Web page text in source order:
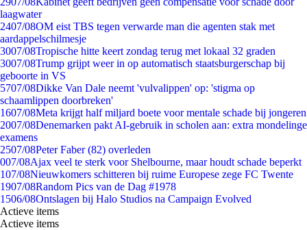
laagwater
2407/08OM eist TBS tegen verwarde man die agenten stak met
aardappelschilmesje
3007/08Tropische hitte keert zondag terug met lokaal 32 graden
3007/08Trump grijpt weer in op automatisch staatsburgerschap bij
geboorte in VS
5707/08Dikke Van Dale neemt 'vulvalippen' op: 'stigma op
schaamlippen doorbreken'
1607/08Meta krijgt half miljard boete voor mentale schade bij jongeren
2007/08Denemarken pakt AI-gebruik in scholen aan: extra mondelinge
examens
2507/08Peter Faber (82) overleden
007/08Ajax veel te sterk voor Shelbourne, maar houdt schade beperkt
107/08Nieuwkomers schitteren bij ruime Europese zege FC Twente
1907/08Random Pics van de Dag #1978
1506/08Ontslagen bij Halo Studios na Campaign Evolved
Actieve items
Actieve items